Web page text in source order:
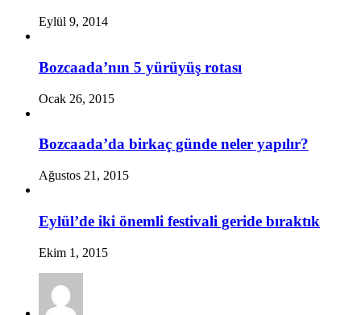
Eylül 9, 2014
Bozcaada’nın 5 yürüyüş rotası
Ocak 26, 2015
Bozcaada’da birkaç günde neler yapılır?
Ağustos 21, 2015
Eylül’de iki önemli festivali geride bıraktık
Ekim 1, 2015